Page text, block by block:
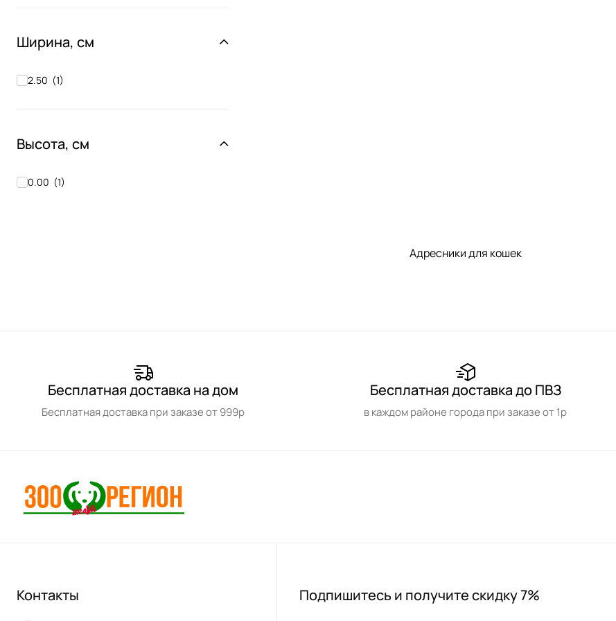
Ширина, см
2.50 (1)
Высота, см
0.00 (1)
Адресники для кошек
Бесплатная доставка на дом
Бесплатная доставка при заказе от 999р
Бесплатная доставка до ПВЗ
в каждом районе города при заказе от 1р
Контакты Подпишитесь и получите скидку 7%